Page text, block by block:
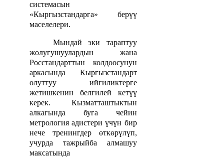
системасын
«Кыргызстандарга» берүү
маселелери.
Мындай эки тараптуу
жолугушуулардын жана
Росстандарттын колдоосунун
аркасында Кыргызстандарт
олуттуу ийгиликтерге
жетишкенин белгилей кетүү
керек. Кызматташтыктын
алкагында буга чейин
метрология адистери үчүн бир
нече тренингдер өткөрүлүп,
учурда тажрыйба алмашуу
максатында